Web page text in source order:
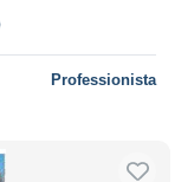
Professionista